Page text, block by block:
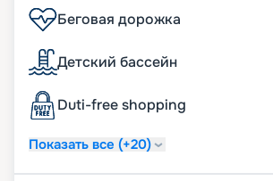
Беговая дорожка
Детский бассейн
Duti-free shopping
Показать все (+20)